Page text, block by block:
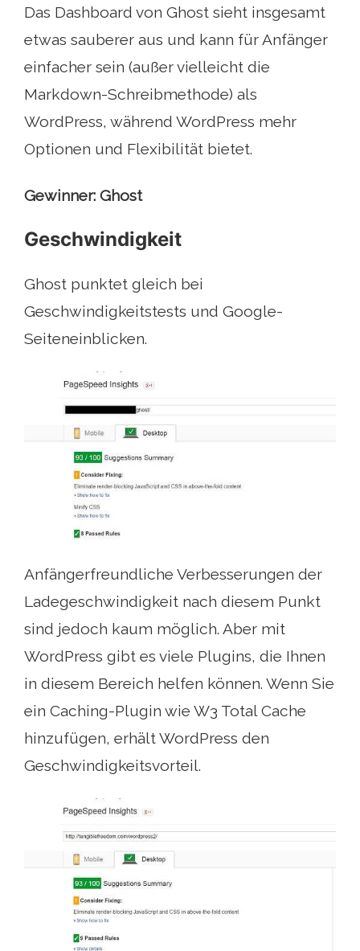
Das Dashboard von Ghost sieht insgesamt
etwas sauberer aus und kann für Anfänger
einfacher sein (außer vielleicht die
Markdown-Schreibmethode) als
WordPress, während WordPress mehr
Optionen und Flexibilität bietet.
Gewinner: Ghost
Geschwindigkeit
Ghost punktet gleich bei
Geschwindigkeitstests und Google-
Seiteneinblicken.
Anfängerfreundliche Verbesserungen der
Ladegeschwindigkeit nach diesem Punkt
sind jedoch kaum möglich. Aber mit
WordPress gibt es viele Plugins, die Ihnen
in diesem Bereich helfen können. Wenn Sie
ein Caching-Plugin wie W3 Total Cache
hinzufügen, erhält WordPress den
Geschwindigkeitsvorteil.